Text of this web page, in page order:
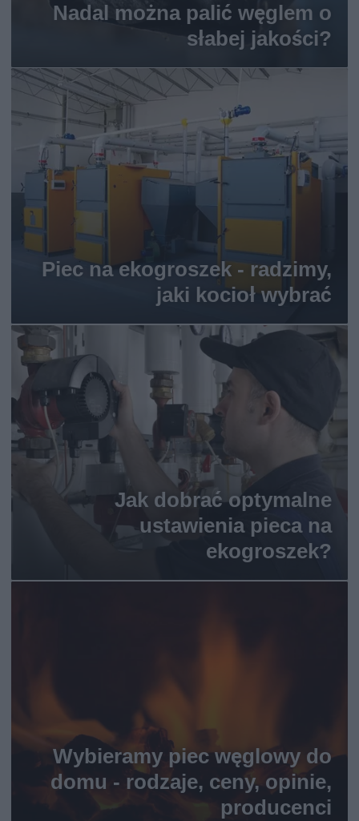
Nadal można palić węglem o
słabej jakości?
Piec na ekogroszek - radzimy,
jaki kocioł wybrać
Jak dobrać optymalne
ustawienia pieca na
ekogroszek?
Wybieramy piec węglowy do
domu - rodzaje, ceny, opinie,
producenci